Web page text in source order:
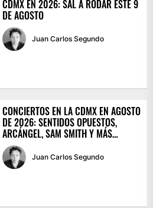
CDMX EN 2026: SAL A RODAR ESTE 9
DE AGOSTO
Juan Carlos Segundo
CONCIERTOS EN LA CDMX EN AGOSTO
DE 2026: SENTIDOS OPUESTOS,
ARCÁNGEL, SAM SMITH Y MÁS…
Juan Carlos Segundo